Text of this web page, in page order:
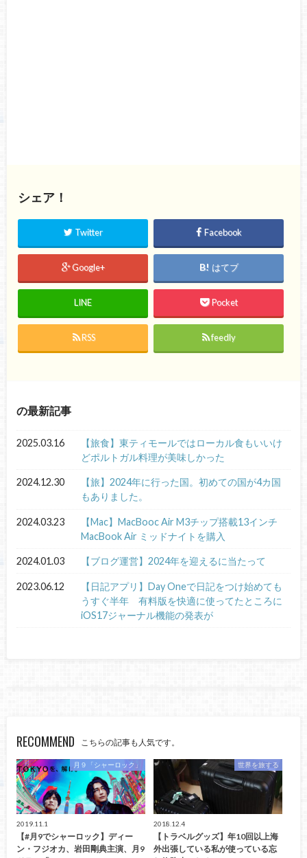
シェア！
Twitter Facebook
Google+ はてブ
LINE Pocket
RSS feedly
の最新記事
2025.03.16
【旅食】東ティモールではローカル食もいいけ
どポルトガル料理が美味しかった
2024.12.30
【旅】2024年に行った国。初めての国が4カ国
もありました。
2024.03.23
【Mac】MacBooc Air M3チップ搭載13インチ
MacBook Air ミッドナイトを購入
2024.01.03 【ブログ運営】2024年を迎えるに当たって
2023.06.12
【日記アプリ】Day Oneで日記をつけ始めても
うすぐ半年 有料版を快適に使ってたところに
iOS17ジャーナル機能の発表が
RECOMMEND こちらの記事も人気です。
月９「シャーロック」
2019.11.1
【#月9でシャーロック】ディー
ン・フジオカ、岩田剛典主演、月9
世界を旅する
2018.12.4
【トラベルグッズ】年10回以上海
外出張している私が使っている忘